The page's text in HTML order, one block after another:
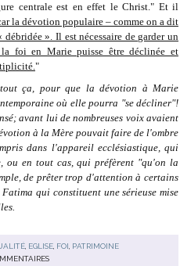
centrale est en effet le Christ." Et il
la dévotion populaire – comme on a dit
». Il est nécessaire de garder un
foi en Marie puisse être déclinée et
"
ça, pour que la dévotion à Marie
où elle pourra "se décliner"!
avant lui de nombreuses voix avaient
à la Mère pouvait faire de l'ombre
dans l'appareil ecclésiastique, qui
ou en tout cas, qui préfèrent "qu'on la
de prêter trop d'attention à certains
qui constituent une sérieuse mise
, EGLISE, FOI PATRIMOINE